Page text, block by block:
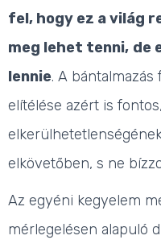
fel, hogy ez a világ
meg lehet tenni, de
lennie. A bántalmazás
elítélése azért is
elkövetőben, s ne
Az egyéni kegyelem
mérlegelésen alapuló